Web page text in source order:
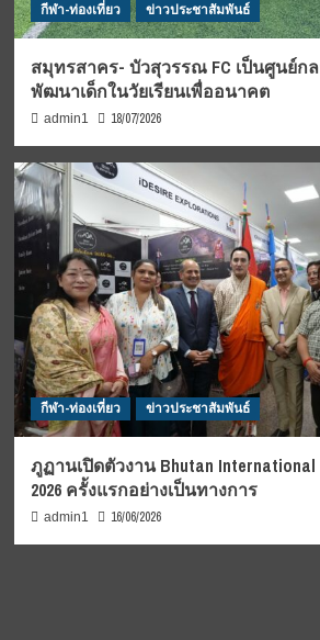
กีฬา-ท่องเที่ยว ข่าวประชาสัมพันธ์
สมุทรสาคร- บัวสุวรรณ FC เป็นศูนย์กล
พัฒนาเด็กในวัยเรียนเพื่ออนาคต
admin1 18/07/2026
กีฬา-ท่องเที่ยว ข่าวประชาสัมพันธ์
ภูฏานเปิดตัวงาน Bhutan International
2026 ครั้งแรกอย่างเป็นทางการ
admin1 16/06/2026